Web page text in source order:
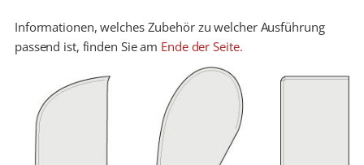
Informationen, welches Zubehör zu welcher Ausführung
passend ist, finden Sie am Ende der Seite.